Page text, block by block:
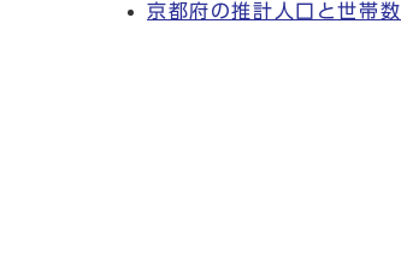
京都府の推計人口と世帯数